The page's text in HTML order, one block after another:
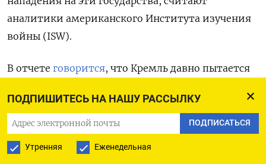
ПОДПИШИТЕСЬ НА НАШУ РАССЫЛКУ
ПОДПИСАТЬСЯ
Утренняя Еженедельная
аналитики американского Института изучения
войны (ISW).
В отчете говорится, что Кремль давно пытается
эскалации против стран Балтиипод предлогом
защиты своих «соотечественников». Похожая
ситуация наблюдалась и перед вторжением
России в Украину.